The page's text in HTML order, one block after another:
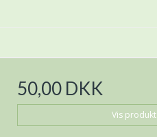
50,00 DKK
Vis produkt